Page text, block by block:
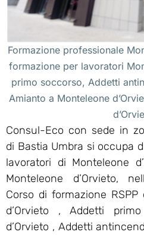
Formazione professionale
formazione per lavoratori
primo soccorso, Addetti
Amianto a Monteleone
Consul-Eco con sede in
di Bastia Umbra si occupa
lavoratori di Monteleone
Monteleone d’Orvieto,
Corso di formazione
d’Orvieto , Addetti
d’Orvieto , Addetti